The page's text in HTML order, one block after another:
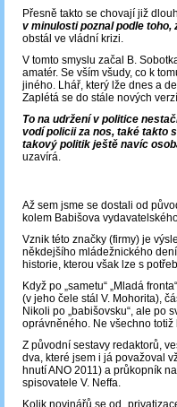
Přesně takto se chovají již
v minulosti poznal podle
obstál ve vládní krizi.
V tomto smyslu začal B.
amatér. Se vším všudy, co k
jiného. Lhář, který lže dnes a
Zaplétá se do stále nových
To na udržení v politice
vodí policii za nos, také takto
takový politik ještě navíc
uzavírá.
Až sem jsme se dostali od
kolem Babišova
Vznik této značky (firmy) je
někdejšího mládežnického
historie, kterou však lze s
Když po „sametu“ „Mladá
(v jeho čele stál V. Mohorita),
Nikoli po „babišovsku“, ale po
oprávněného. Ne všechno totiž
Z původní sestavy redaktorů,
dva, které jsem i já považoval
hnutí ANO 2011) a průkopník
spisovatele V. Neffa.